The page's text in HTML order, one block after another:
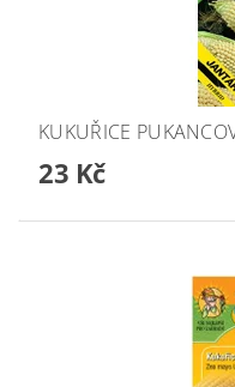
KUKUŘICE
23 Kč